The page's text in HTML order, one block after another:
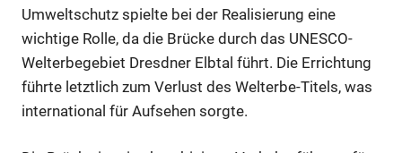
Anzeige
Umweltschutz spielte bei der Realisierung eine
wichtige Rolle, da die Brücke durch das UNESCO-
Welterbegebiet Dresdner Elbtal führt. Die Errichtung
führte letztlich zum Verlust des Welterbe-Titels, was
international für Aufsehen sorgte.